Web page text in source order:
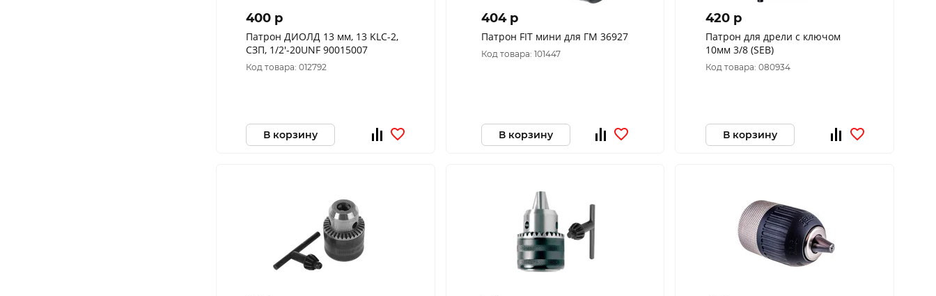
400 p
Патрон ДИОЛД 13 мм, 13 KLC-2,
СЗП, 1/2'-20UNF 90015007
Код товара: 012792
В корзину
404 p
Патрон FIT мини для ГМ 36927
Код товара: 101447
В корзину
420 p
Патрон для дрели с ключом
10мм 3/8 (SEB)
Код товара: 080934
В корзину